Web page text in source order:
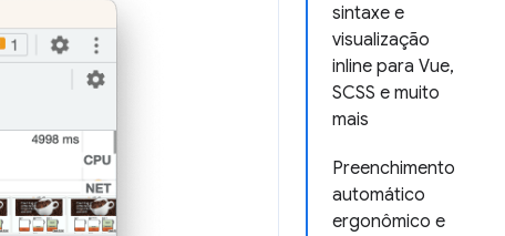
sintaxe e
visualização
inline para Vue,
SCSS e muito
mais
Preenchimento
automático
ergonômico e